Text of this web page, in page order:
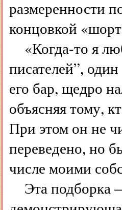
размеренности
концовкой
«Когда-то я
писателей”,
его бар, щедро
объясняя тому,
При этом он не
переведено, но
числе моими
Эта подборка